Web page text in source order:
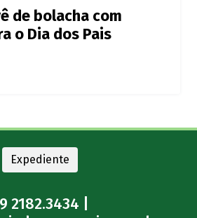
de bolacha com
o Dia dos Pais
Expediente
2182.3434 |